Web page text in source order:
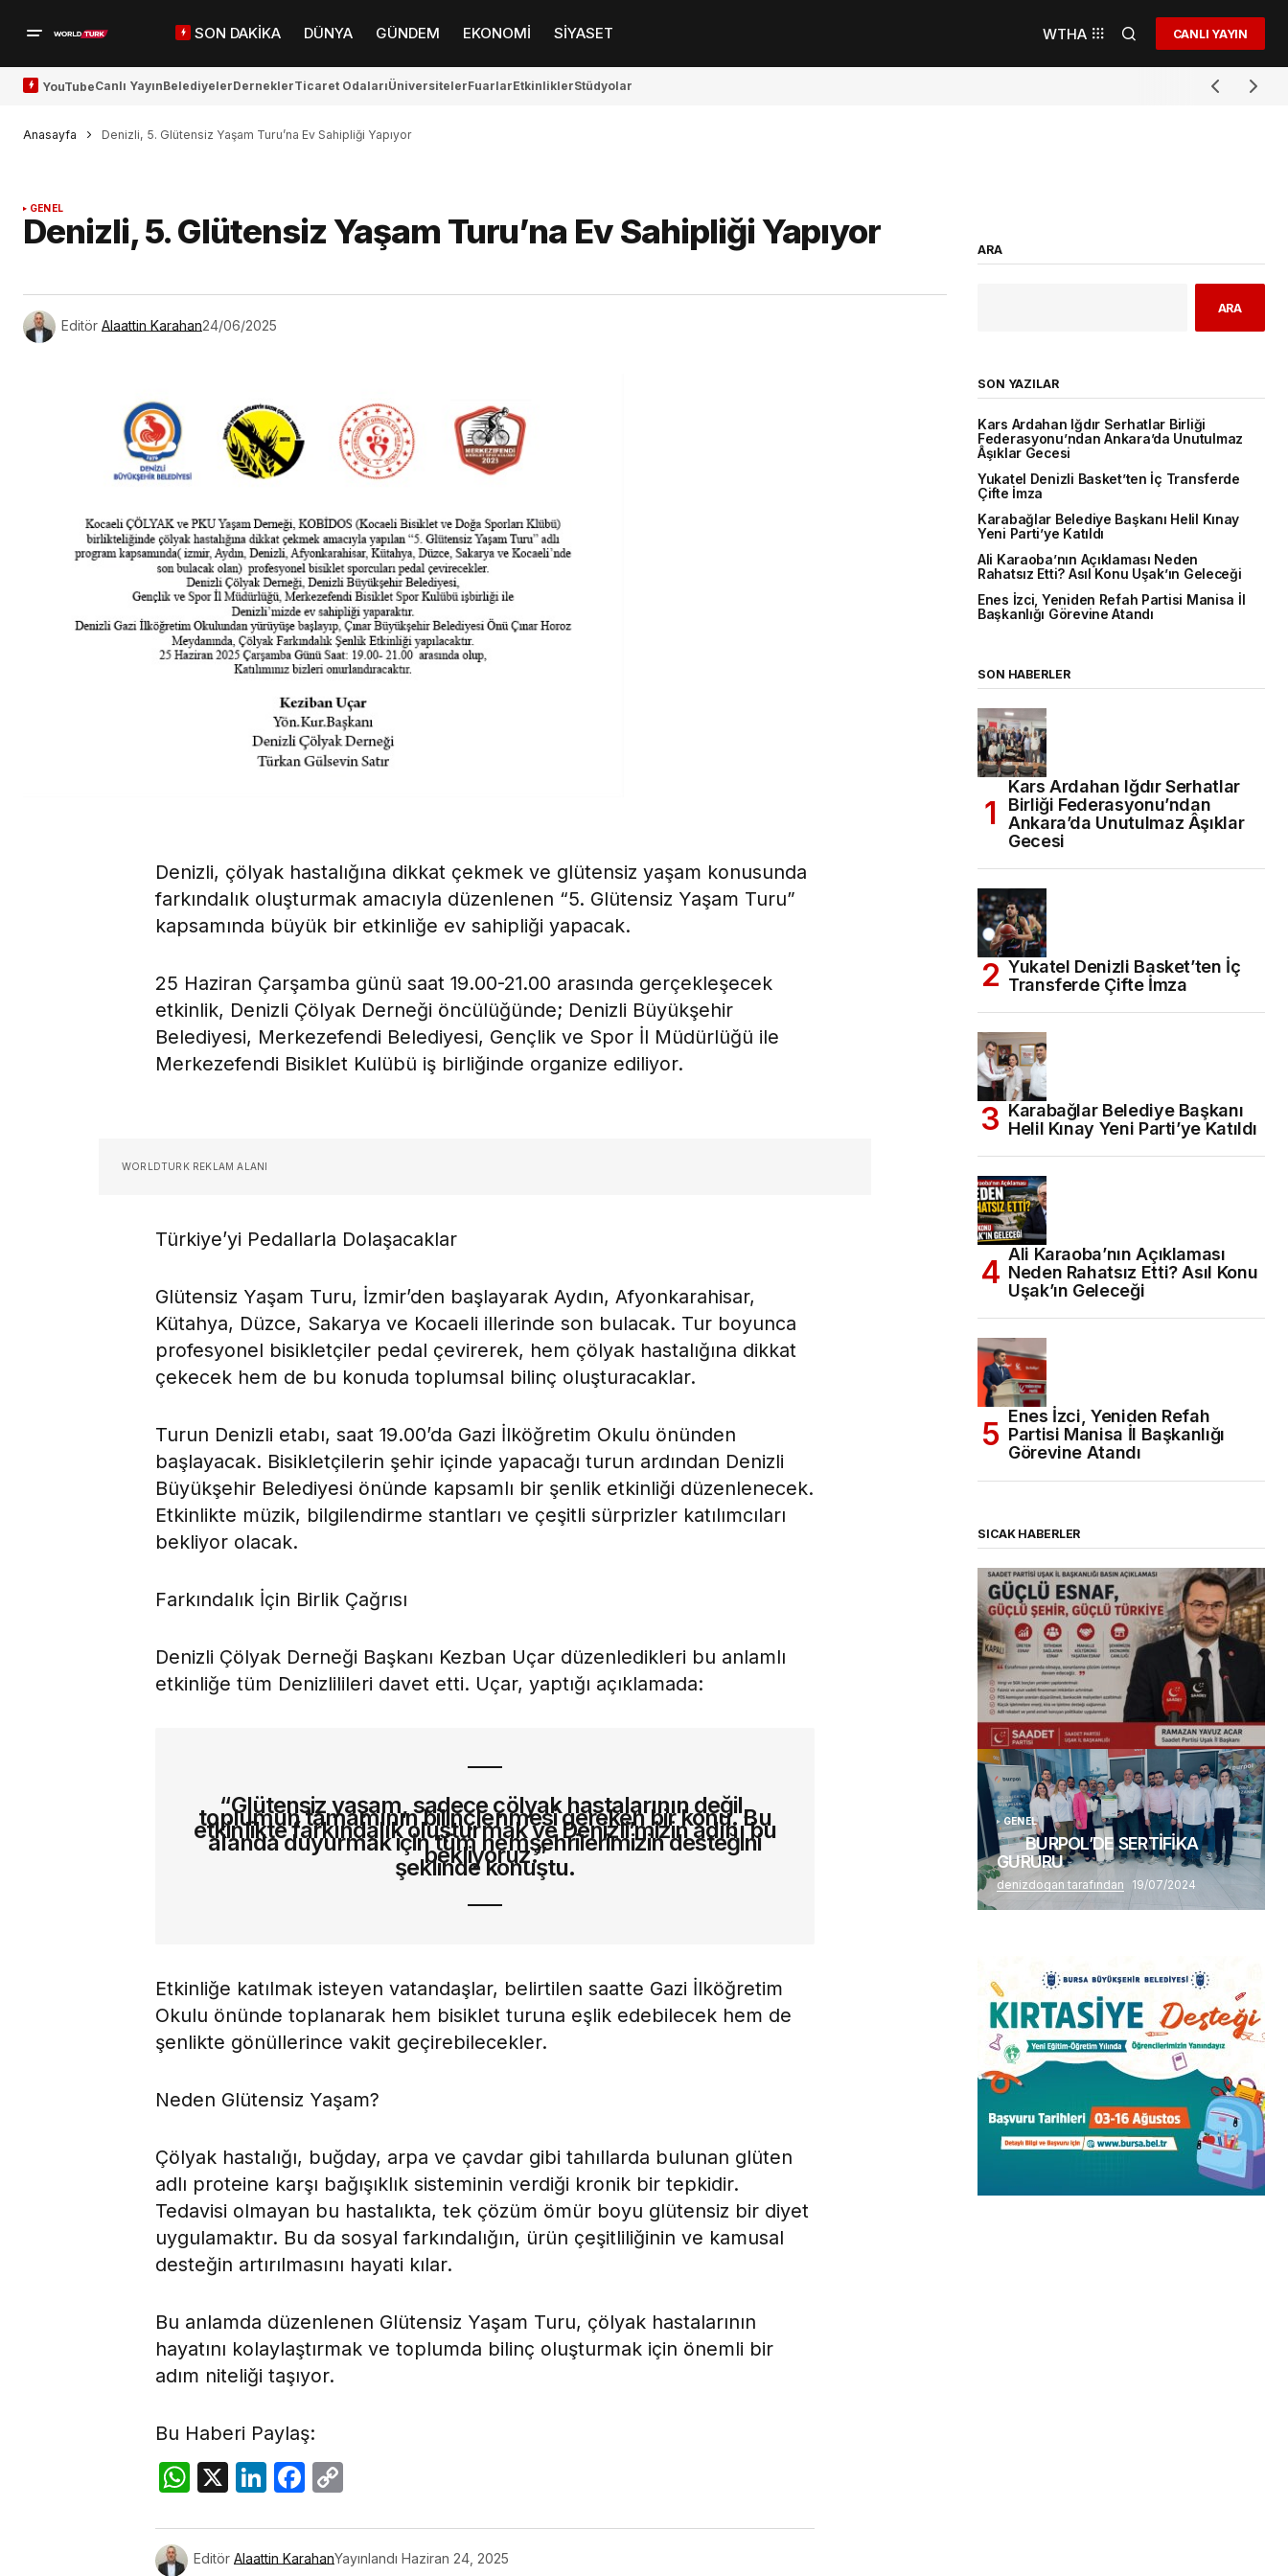
SON DAKİKA DÜNYA GÜNDEM EKONOMİ SİYASET WTHA CANLI YAYIN
YouTubeCanlı YayınBelediyelerDerneklerTicaret OdalarıÜniversitelerFuarlarEtkinliklerStüdyolar
Anasayfa Denizli, 5. Glütensiz Yaşam Turu’na Ev Sahipliği Yapıyor
GENEL
Denizli, 5. Glütensiz Yaşam Turu’na Ev Sahipliği Yapıyor
Editör Alaattin Karahan24/06/2025
Denizli, çölyak hastalığına dikkat çekmek ve glütensiz yaşam konusunda
farkındalık oluşturmak amacıyla düzenlenen “5. Glütensiz Yaşam Turu”
kapsamında büyük bir etkinliğe ev sahipliği yapacak.
25 Haziran Çarşamba günü saat 19.00-21.00 arasında gerçekleşecek
etkinlik, Denizli Çölyak Derneği öncülüğünde; Denizli Büyükşehir
Belediyesi, Merkezefendi Belediyesi, Gençlik ve Spor İl Müdürlüğü ile
Merkezefendi Bisiklet Kulübü iş birliğinde organize ediliyor.
WORLDTURK REKLAM ALANI
Türkiye’yi Pedallarla Dolaşacaklar
Glütensiz Yaşam Turu, İzmir’den başlayarak Aydın, Afyonkarahisar,
Kütahya, Düzce, Sakarya ve Kocaeli illerinde son bulacak. Tur boyunca
profesyonel bisikletçiler pedal çevirerek, hem çölyak hastalığına dikkat
çekecek hem de bu konuda toplumsal bilinç oluşturacaklar.
Turun Denizli etabı, saat 19.00’da Gazi İlköğretim Okulu önünden
başlayacak. Bisikletçilerin şehir içinde yapacağı turun ardından Denizli
Büyükşehir Belediyesi önünde kapsamlı bir şenlik etkinliği düzenlenecek.
Etkinlikte müzik, bilgilendirme stantları ve çeşitli sürprizler katılımcıları
bekliyor olacak.
Farkındalık İçin Birlik Çağrısı
Denizli Çölyak Derneği Başkanı Kezban Uçar düzenledikleri bu anlamlı
etkinliğe tüm Denizlilileri davet etti. Uçar, yaptığı açıklamada:
“Glütensiz yaşam, sadece çölyak hastalarının değil,
toplumun tamamının bilinçlenmesi gereken bir konu. Bu
etkinlikte farkındalık oluşturmak ve Denizli’mizin adını bu
alanda duyurmak için tüm hemşehrilerimizin desteğini
bekliyoruz.”
şeklinde konuştu.
Etkinliğe katılmak isteyen vatandaşlar, belirtilen saatte Gazi İlköğretim
Okulu önünde toplanarak hem bisiklet turuna eşlik edebilecek hem de
şenlikte gönüllerince vakit geçirebilecekler.
Neden Glütensiz Yaşam?
Çölyak hastalığı, buğday, arpa ve çavdar gibi tahıllarda bulunan glüten
adlı proteine karşı bağışıklık sisteminin verdiği kronik bir tepkidir.
Tedavisi olmayan bu hastalıkta, tek çözüm ömür boyu glütensiz bir diyet
uygulamaktır. Bu da sosyal farkındalığın, ürün çeşitliliğinin ve kamusal
desteğin artırılmasını hayati kılar.
Bu anlamda düzenlenen Glütensiz Yaşam Turu, çölyak hastalarının
hayatını kolaylaştırmak ve toplumda bilinç oluşturmak için önemli bir
adım niteliği taşıyor.
Bu Haberi Paylaş:
WhatsApp
X LinkedIn
Facebook
Editör Alaattin KarahanYayınlandı Haziran 24, 2025
ARA
ARA
SON YAZILAR
Kars Ardahan Iğdır Serhatlar Birliği
Federasyonu’ndan Ankara’da Unutulmaz
Âşıklar Gecesi
Yukatel Denizli Basket’ten İç Transferde
Çifte İmza
Karabağlar Belediye Başkanı Helil Kınay
Yeni Parti’ye Katıldı
Ali Karaoba’nın Açıklaması Neden
Rahatsız Etti? Asıl Konu Uşak’ın Geleceği
Enes İzci, Yeniden Refah Partisi Manisa İl
Başkanlığı Görevine Atandı
SON HABERLER
Kars Ardahan Iğdır Serhatlar
Birliği Federasyonu’ndan
Ankara’da Unutulmaz Âşıklar
Gecesi
Yukatel Denizli Basket’ten İç
Transferde Çifte İmza
Karabağlar Belediye Başkanı
Helil Kınay Yeni Parti’ye Katıldı
Ali Karaoba’nın Açıklaması
Neden Rahatsız Etti? Asıl Konu
Uşak’ın Geleceği
Enes İzci, Yeniden Refah
Partisi Manisa İl Başkanlığı
Görevine Atandı
SICAK HABERLER
(başlıksız)
Alaattin Karahan tarafından 14/07/2026
GENEL
BURPOL’DE SERTİFİKA
GURURU
denizdogan tarafından 19/07/2024